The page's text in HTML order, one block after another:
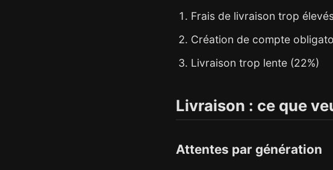
Frais de livraison trop
Création de compte
Livraison trop lente (22%)
Livraison : ce que
Attentes par génération